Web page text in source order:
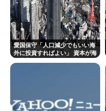
愛国保守「人口減少でもいい海
外に投資すればよい」 資本が海